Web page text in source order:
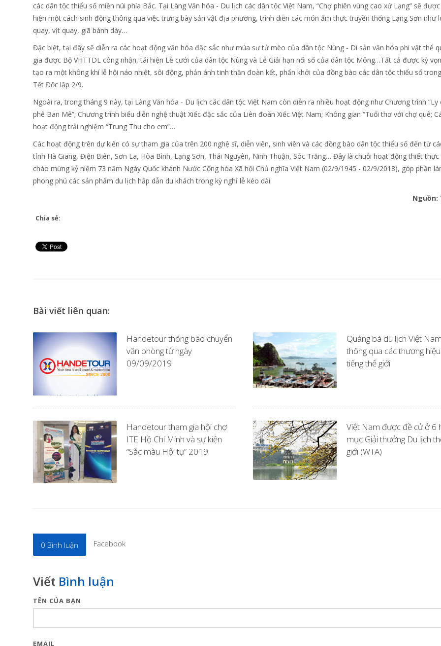
các dân tộc thiểu số miền núi phía Bắc. Tại Làng Văn hóa - Du lịch các dân tộc Việt Nam, “Chợ phiên vùng cao xứ Lạng” sẽ
hiện một cách sinh động thông qua việc trưng bày sản vật địa phương, trình diễn các món ẩm thực truyền thống Lạng Sơn như
quay, vịt quay, giã bánh dày…
Đặc biệt, tại đây sẽ diễn ra các hoạt động văn hóa đặc sắc như múa sư tử mèo của dân tộc Nùng - Di sản văn hóa phi vật thể
gia được Bộ VHTTDL công nhận, tái hiện Lễ cưới của dân tộc Nùng và Lễ Giải hạn nối số của dân tộc Mông…Tất cả được kỳ
tạo ra một không khí lễ hội náo nhiệt, sôi động, phản ánh tinh thần đoàn kết, phấn khởi của đồng bào các dân tộc thiểu số
Tết Độc lập 2/9.
Ngoài ra, trong tháng 9 này, tại Làng Văn hóa - Du lịch các dân tộc Việt Nam còn diễn ra nhiều hoạt động như Chương trình “Ly
phê Ban Mê”; Chương trình biểu diễn nghệ thuật Xiếc đặc sắc của Liên đoàn Xiếc Việt Nam; Không gian “Tuổi thơ với chợ quê;
hoạt động trải nghiệm “Trung Thu cho em”…
Các hoạt động trên dự kiến có sự tham gia của trên 200 nghệ sĩ, diễn viên, sinh viên và các đồng bào dân tộc thiểu số đến từ
tỉnh Hà Giang, Điện Biên, Sơn La, Hòa Bình, Lạng Sơn, Thái Nguyên, Ninh Thuận, Sóc Trăng… Đây là chuỗi hoạt động thiết thực
chào mừng kỷ niệm 73 năm Ngày Quốc khánh Nước Cộng hòa Xã hội Chủ nghĩa Việt Nam (02/9/1945 - 02/9/2018), góp phần
phong phú các sản phẩm du lịch hấp dẫn du khách trong kỳ nghỉ lễ kéo dài.
Nguồn:
Chia sẻ:
Bài viết liên quan:
Handetour thông báo chuyển
văn phòng từ ngày
09/09/2019
Handetour tham gia hội chợ
ITE Hồ Chí Minh và sự kiện
“Sắc màu Hội tụ” 2019
Quảng bá du lịch Việt Nam
thông qua các thương
tiếng thế giới
Việt Nam được đề cử ở 6
mục Giải thưởng Du lịch
giới (WTA)
0 Bình luận Facebook
Viết Bình luận
TÊN CỦA BẠN
EMAIL